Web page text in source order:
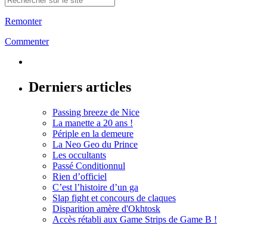
Remonter
Commenter
Derniers articles
Passing breeze de Nice
La manette a 20 ans !
Périple en la demeure
La Neo Geo du Prince
Les occultants
Passé Conditionnul
Rien d’officiel
C’est l’histoire d’un ga
Slap fight et concours de claques
Disparition amère d'Okhtosk
Accès rétabli aux Game Strips de Game B !